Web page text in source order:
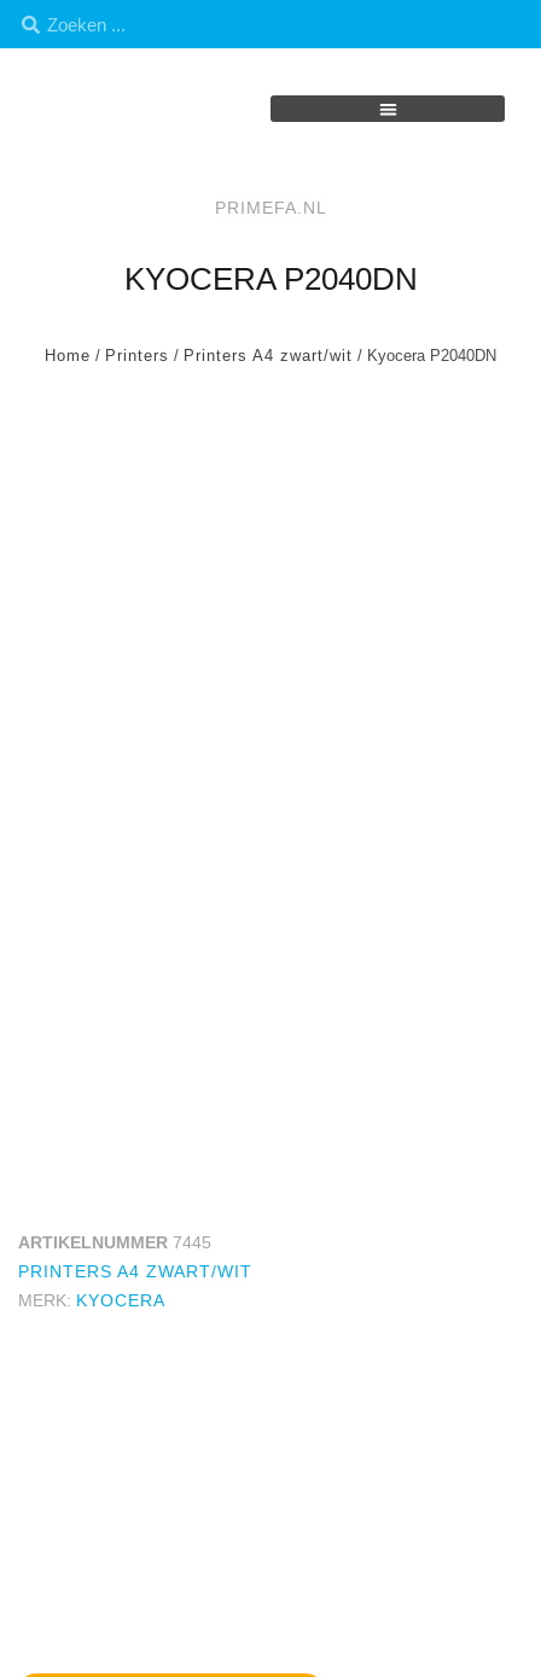
PRIMEFA.NL
KYOCERA P2040DN
Home / Printers / Printers A4 zwart/wit / Kyocera P2040DN
ARTIKELNUMMER 7445
PRINTERS A4 ZWART/WIT
MERK: KYOCERA